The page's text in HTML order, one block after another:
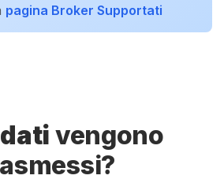
pagina Broker Supportati
dati vengono